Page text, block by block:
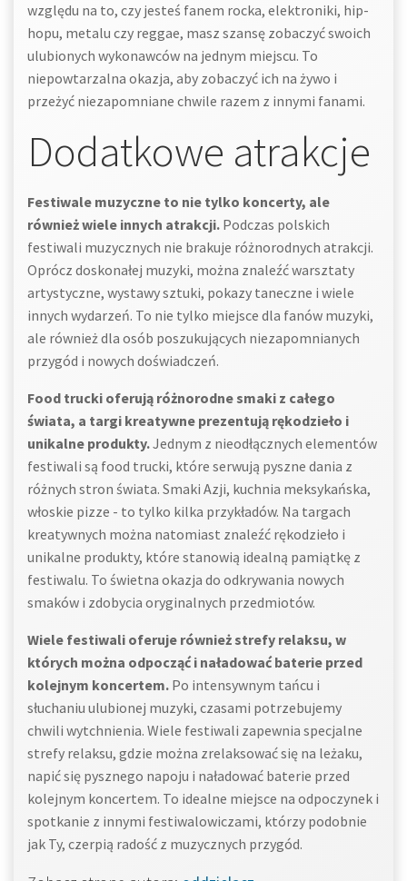
względu na to, czy jesteś fanem rocka, elektroniki, hip-
hopu, metalu czy reggae, masz szansę zobaczyć swoich
ulubionych wykonawców na jednym miejscu. To
niepowtarzalna okazja, aby zobaczyć ich na żywo i
przeżyć niezapomniane chwile razem z innymi fanami.
Dodatkowe atrakcje
Festiwale muzyczne to nie tylko koncerty, ale
również wiele innych atrakcji. Podczas polskich
festiwali muzycznych nie brakuje różnorodnych atrakcji.
Oprócz doskonałej muzyki, można znaleźć warsztaty
artystyczne, wystawy sztuki, pokazy taneczne i wiele
innych wydarzeń. To nie tylko miejsce dla fanów muzyki,
ale również dla osób poszukujących niezapomnianych
przygód i nowych doświadczeń.
Food trucki oferują różnorodne smaki z całego
świata, a targi kreatywne prezentują rękodzieło i
unikalne produkty.Jednym z nieodłącznych elementów
festiwali są food trucki, które serwują pyszne dania z
różnych stron świata. Smaki Azji, kuchnia meksykańska,
włoskie pizze - to tylko kilka przykładów. Na targach
kreatywnych można natomiast znaleźć rękodzieło i
unikalne produkty, które stanowią idealną pamiątkę z
festiwalu. To świetna okazja do odkrywania nowych
smaków i zdobycia oryginalnych przedmiotów.
Wiele festiwali oferuje również strefy relaksu, w
których można odpocząć i naładować baterie przed
kolejnym koncertem. Po intensywnym tańcu i
słuchaniu ulubionej muzyki, czasami potrzebujemy
chwili wytchnienia. Wiele festiwali zapewnia specjalne
strefy relaksu, gdzie można zrelaksować się na leżaku,
napić się pysznego napoju i naładować baterie przed
kolejnym koncertem. To idealne miejsce na odpoczynek i
spotkanie z innymi festiwalowiczami, którzy podobnie
jak Ty, czerpią radość z muzycznych przygód.